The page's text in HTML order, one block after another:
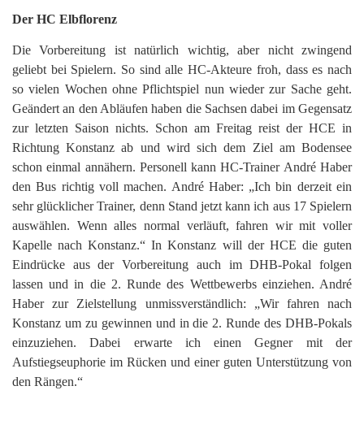
Der HC Elbflorenz
Die Vorbereitung ist natürlich wichtig, aber nicht zwingend
geliebt bei Spielern. So sind alle HC-Akteure froh, dass es nach
so vielen Wochen ohne Pflichtspiel nun wieder zur Sache geht.
Geändert an den Abläufen haben die Sachsen dabei im Gegensatz
zur letzten Saison nichts. Schon am Freitag reist der HCE in
Richtung Konstanz ab und wird sich dem Ziel am Bodensee
schon einmal annähern. Personell kann HC-Trainer André Haber
den Bus richtig voll machen. André Haber: „Ich bin derzeit ein
sehr glücklicher Trainer, denn Stand jetzt kann ich aus 17 Spielern
auswählen. Wenn alles normal verläuft, fahren wir mit voller
Kapelle nach Konstanz.“ In Konstanz will der HCE die guten
Eindrücke aus der Vorbereitung auch im DHB-Pokal folgen
lassen und in die 2. Runde des Wettbewerbs einziehen. André
Haber zur Zielstellung unmissverständlich: „Wir fahren nach
Konstanz um zu gewinnen und in die 2. Runde des DHB-Pokals
einzuziehen. Dabei erwarte ich einen Gegner mit der
Aufstiegseuphorie im Rücken und einer guten Unterstützung von
den Rängen.“